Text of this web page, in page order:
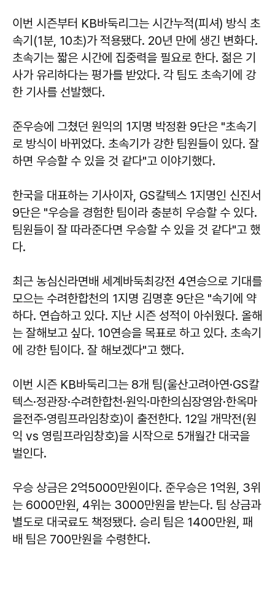
이번 시즌부터 KB바둑리그는 시간누적(피셔) 방식 초
속기(1분, 10초)가 적용됐다. 20년 만에 생긴 변화다.
초속기는 짧은 시간에 집중력을 필요로 한다. 젊은 기
사가 유리하다는 평가를 받았다. 각 팀도 초속기에 강
한 기사를 선발했다.
준우승에 그쳤던 원익의 1지명 박정환 9단은 "초속기
로 방식이 바뀌었다. 초속기가 강한 팀원들이 있다. 잘
하면 우승할 수 있을 것 같다"고 이야기했다.
한국을 대표하는 기사이자, GS칼텍스 1지명인 신진서
9단은 "우승을 경험한 팀이라 충분히 우승할 수 있다.
팀원들이 잘 따라준다면 우승할 수 있을 것 같다"고 했
다.
최근 농심신라면배 세계바둑최강전 4연승으로 기대를
모으는 수려한합천의 1지명 김명훈 9단은 "속기에 약
하다. 연습하고 있다. 지난 시즌 성적이 아쉬웠다. 올해
는 잘해보고 싶다. 10연승을 목표로 하고 있다. 초속기
에 강한 팀이다. 잘 해보겠다"고 했다.
이번 시즌 KB바둑리그는 8개 팀(울산고려아연·GS칼
텍스·정관장·수려한합천·원익·마한의심장영암·한옥마
을전주·영림프라임창호)이 출전한다. 12일 개막전(원
익 vs 영림프라임창호)을 시작으로 5개월간 대국을
벌인다.
우승 상금은 2억5000만원이다. 준우승은 1억원, 3위
는 6000만원, 4위는 3000만원을 받는다. 팀 상금과
별도로 대국료도 책정됐다. 승리 팀은 1400만원, 패
배 팀은 700만원을 수령한다.